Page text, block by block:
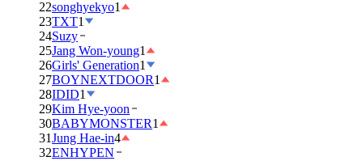
22songhyekyo1
23TXT1
24Suzy
25Jang Won-young1
26Girls' Generation1
27BOYNEXTDOOR1
28IDID1
29Kim Hye-yoon
30BABYMONSTER1
31Jung Hae-in4
32ENHYPEN